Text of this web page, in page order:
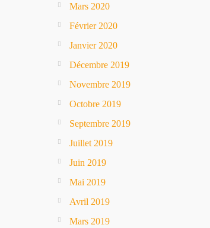
Mars 2020
Février 2020
Janvier 2020
Décembre 2019
Novembre 2019
Octobre 2019
Septembre 2019
Juillet 2019
Juin 2019
Mai 2019
Avril 2019
Mars 2019